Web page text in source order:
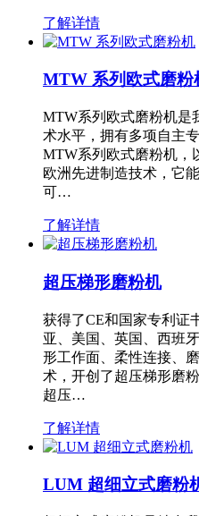
了解详情
MTW 系列欧式磨粉
MTW系列欧式磨粉机是
术水平，拥有多项自主
MTW系列欧式磨粉机，
欧洲先进制造技术，它
可…
了解详情
超压梯形磨粉机
获得了CE和国家专利证
亚、美国、英国、西班
形工作面、柔性连接、
术，开创了超压梯形磨
超压…
了解详情
LUM 超细立式磨粉